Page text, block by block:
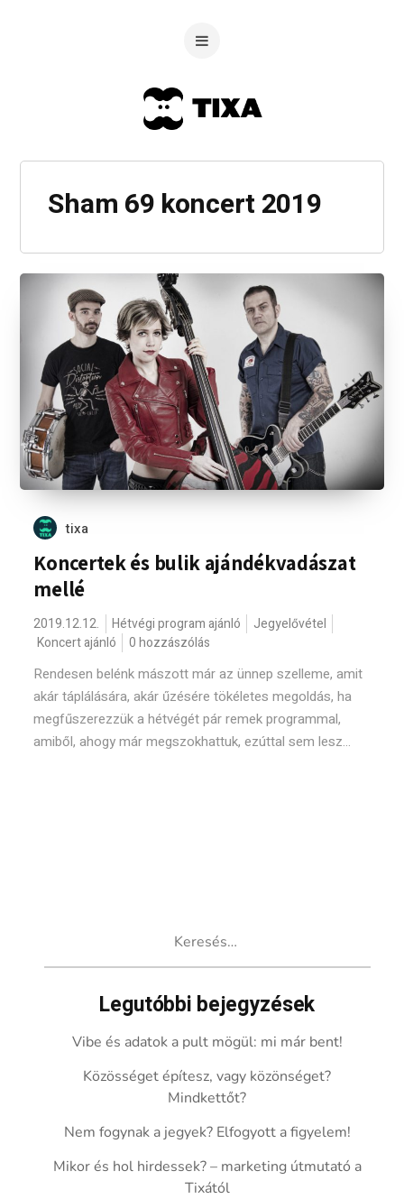
Sham 69 koncert 2019
tixa
Koncertek és bulik ajándékvadászat
mellé
2019.12.12. Hétvégi program ajánló
Jegyelővétel
Koncert ajánló
0 hozzászólás
Rendesen belénk mászott már az ünnep szelleme, amit
akár táplálására, akár űzésére tökéletes megoldás, ha
megfűszerezzük a hétvégét pár remek programmal,
amiből, ahogy már megszokhattuk, ezúttal sem lesz...
Legutóbbi bejegyzések
Vibe és adatok a pult mögül: mi már bent!
Közösséget építesz, vagy közönséget?
Mindkettőt?
Nem fogynak a jegyek? Elfogyott a figyelem!
Mikor és hol hirdessek? – marketing útmutató a
Tixától